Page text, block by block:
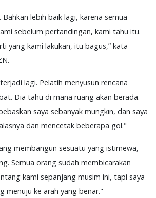
Bahkan lebih baik lagi, karena semua
sebelum pertandingan, kami tahu itu.
yang kami lakukan, itu bagus,” kata
lagi. Pelatih menyusun rencana
Dia tahu di mana ruang akan berada.
saya sebanyak mungkin, dan saya
dan mencetak beberapa gol."
membangun sesuatu yang istimewa,
Semua orang sudah membicarakan
kami sepanjang musim ini, tapi saya
menuju ke arah yang benar."